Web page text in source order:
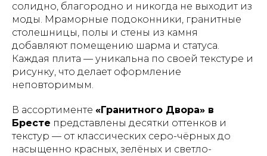
солидно, благородно и никогда не выходит из
моды. Мраморные подоконники, гранитные
столешницы, полы и стены из камня
добавляют помещению шарма и статуса.
Каждая плита — уникальна по своей текстуре и
рисунку, что делает оформление
неповторимым.
В ассортименте «Гранитного Двора» в
Бресте представлены десятки оттенков и
текстур — от классических серо-чёрных до
насыщенно красных, зелёных и светло-